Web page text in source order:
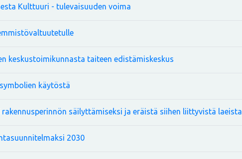
Kulttuuri - tulevaisuuden voima
keskustoimikunnasta taiteen edistämiskeskus
käytöstä
säilyttämiseksi ja eräistä siihen liittyvistä laeista
2030